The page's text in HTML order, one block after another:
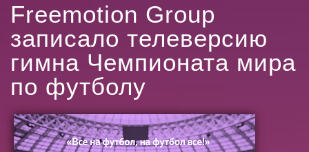
Freemotion Group
записало телеверсию
гимна Чемпионата мира
по футболу